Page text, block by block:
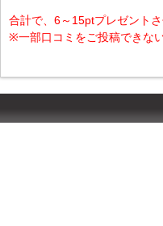
合計で、6～15ptプレゼントさ
※一部口コミをご投稿できな